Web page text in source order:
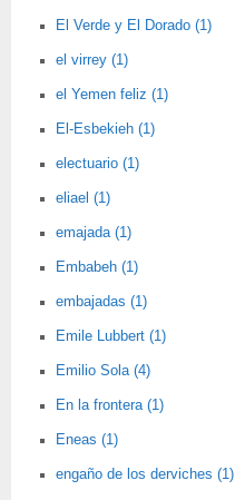
El Verde y El Dorado (1)
el virrey (1)
el Yemen feliz (1)
El-Esbekieh (1)
electuario (1)
eliael (1)
emajada (1)
Embabeh (1)
embajadas (1)
Emile Lubbert (1)
Emilio Sola (4)
En la frontera (1)
Eneas (1)
engaño de los derviches (1)